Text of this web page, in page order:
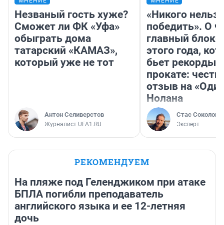
Незваный гость хуже?
Сможет ли ФК «Уфа»
обыграть дома
татарский «КАМАЗ»,
который уже не тот
Антон Селиверстов
Журналист UFA1.RU
«Никого нельзя
победить». О
главный
этого года,
бьет рекорды в
прокате:
отзыв на
Нолана
Стас Соколов
Эксперт
РЕКОМЕНДУЕМ
На пляже под Геленджиком при атаке
БПЛА погибли преподаватель
английского языка и ее 12-летняя
дочь